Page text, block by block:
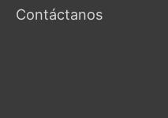
Contáctanos